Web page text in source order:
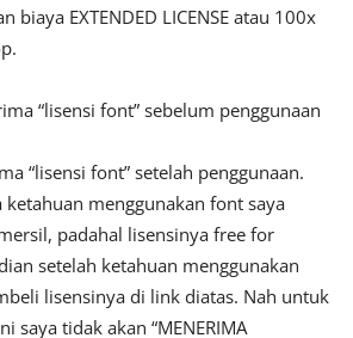
biaya EXTENDED LICENSE atau 100x
“lisensi font” sebelum penggunaan
“lisensi font” setelah penggunaan.
ketahuan menggunakan font saya
padahal lisensinya free for
setelah ketahuan menggunakan
lisensinya di link diatas. Nah untuk
saya tidak akan “MENERIMA